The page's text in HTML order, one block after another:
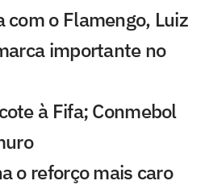
com o Flamengo, Luiz
importante no
à Fifa; Conmebol
o reforço mais caro